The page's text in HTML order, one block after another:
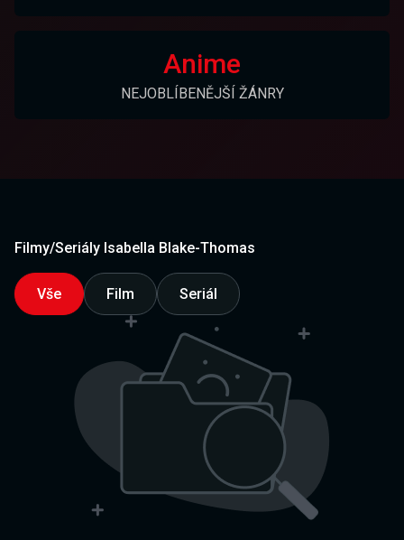
Anime
NEJOBLÍBENĚJŠÍ ŽÁNRY
Filmy/Seriály Isabella Blake-Thomas
Vše Film Seriál